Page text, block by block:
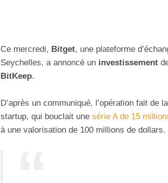
Ce mercredi, Bitget, une plateforme
Seychelles, a annoncé un investissement
BitKeep.
D’après un communiqué, l’opération fait de
startup, qui bouclait une série A de 15
à une valorisation de 100 millions de dollars.